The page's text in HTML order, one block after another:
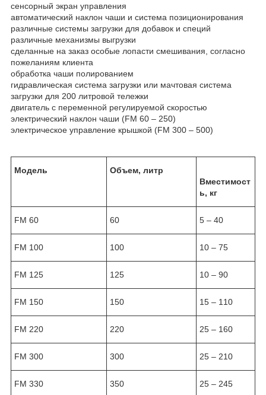
сенсорный экран управления
автоматический наклон чаши и система позиционирования
различные системы загрузки для добавок и специй
различные механизмы выгрузки
сделанные на заказ особые лопасти смешивания, согласно
пожеланиям клиента
обработка чаши полированием
гидравлическая система загрузки или мачтовая система
загрузки для 200 литровой тележки
двигатель с переменной регулируемой скоростью
электрический наклон чаши (FM 60 – 250)
электрическое управление крышкой (FM 300 – 500)
Модель
Объем, литр
Вместимост
ь, кг
FM 60 60 5 – 40
FM 100 100 10 – 75
FM 125 125 10 – 90
FM 150 150 15 – 110
FM 220 220 25 – 160
FM 300 300 25 – 210
FM 330 350 25 – 245